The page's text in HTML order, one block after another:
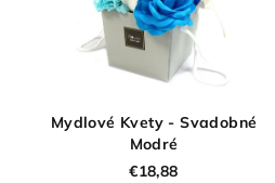
Mydlové Kvety - Svadobné
Modré
€18,88